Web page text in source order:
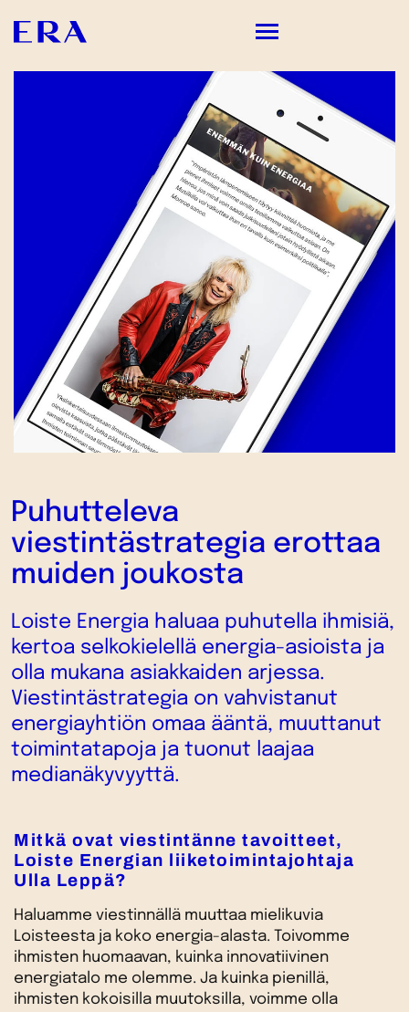
PALVELUMME
TYÖMME
ME
ERASTA KUULUU
YHTEYSTIEDOT
Puhutteleva
viestintästrategia erottaa
muiden joukosta
Loiste Energia haluaa puhutella ihmisiä,
kertoa selkokielellä energia-asioista ja
olla mukana asiakkaiden arjessa.
Viestintästrategia on vahvistanut
energiayhtiön omaa ääntä, muuttanut
toimintatapoja ja tuonut laajaa
medianäkyvyyttä.
Mitkä ovat viestintänne tavoitteet,
Loiste Energian liiketoimintajohtaja
Ulla Leppä?
Haluamme viestinnällä muuttaa mielikuvia
Loisteesta ja koko energia-alasta. Toivomme
ihmisten huomaavan, kuinka innovatiivinen
energiatalo me olemme. Ja kuinka pienillä,
ihmisten kokoisilla muutoksilla, voimme olla